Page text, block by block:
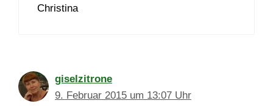
Christina
giselzitrone
9. Februar 2015 um 13:07 Uhr